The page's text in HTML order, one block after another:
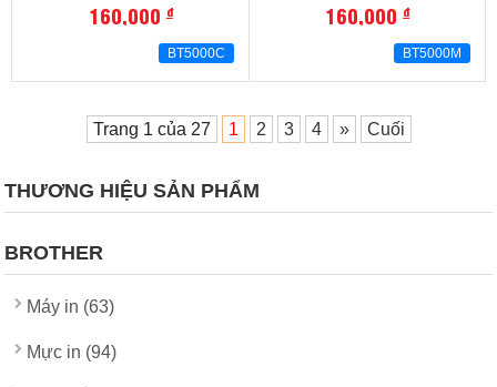
THƯƠNG HIỆU SẢN PHẨM
BROTHER
Máy in (63)
Mực in (94)
160,000đ
BT5000C
160,000đ
BT5000M
Trang 1 của 27 1 2 3 4 » Cuối